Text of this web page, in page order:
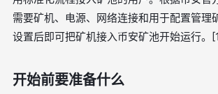
需要矿机、电源、网络连接和用于配置管理
设置后即可把矿机接入币安矿池开始运行。
开始前要准备什么